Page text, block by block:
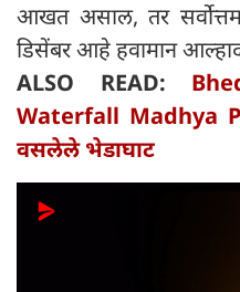
आखत असाल, तर
डिसेंबर आहे हवामान
ALSO READ:
Waterfall Madhya
वसलेले भेडाघाट